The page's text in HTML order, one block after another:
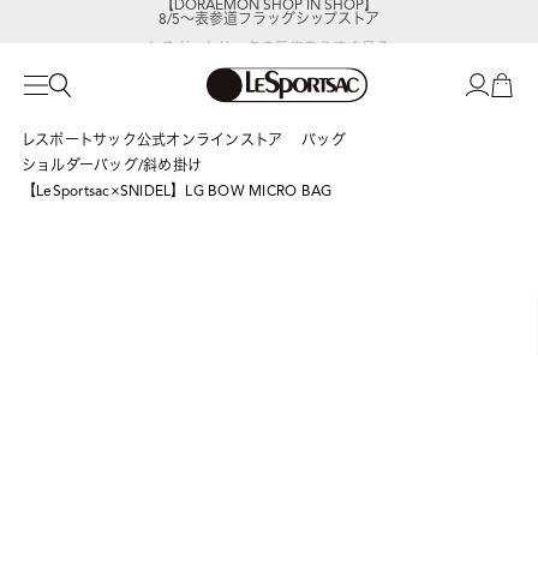
8/5～表参道フラッグシップストア
レスポートサック公式オンラインストア
バッグ
ショルダーバッグ/斜め掛け
【LeSportsac×SNIDEL】LG BOW MICRO BAG